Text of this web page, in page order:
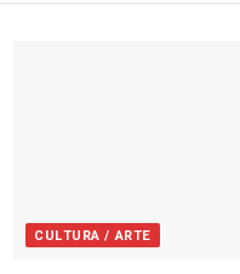
CULTURA / ARTE